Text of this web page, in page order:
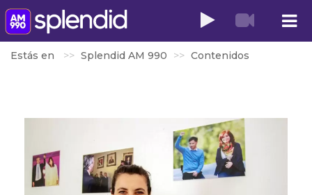
Estás en Splendid AM 990 Contenidos